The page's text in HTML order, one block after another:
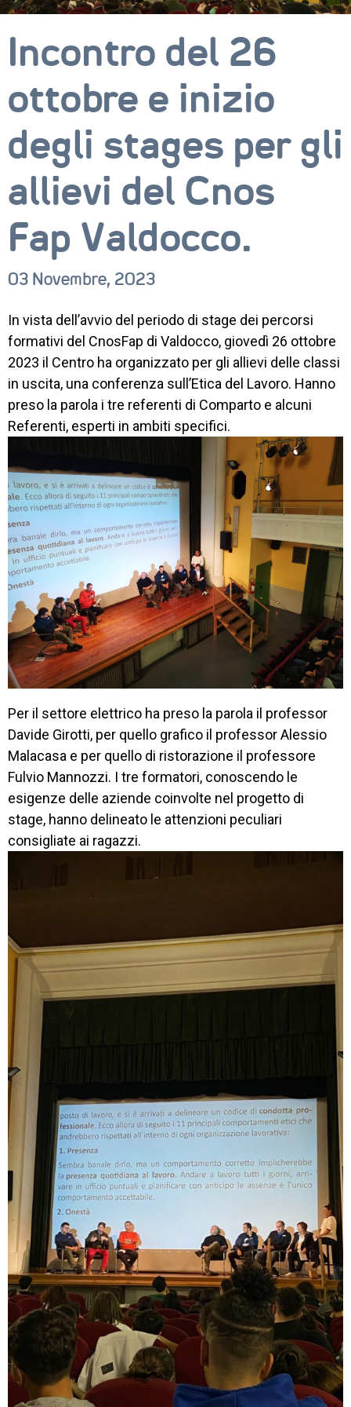
CORSI
NEWS
SETTORI
PROFESSIONALI
SERVIZI
AL
LAVORO
IL
CENTRO
PROGETTO
FORMATIVO
ORIENTAMENTO
QUALITÀ
ACCREDITAMENTO
CONTATTI
Incontro del 26
ottobre e inizio
degli stages per gli
allievi del Cnos
Fap Valdocco.
03 Novembre, 2023
In vista dell’avvio del periodo di stage dei percorsi
formativi del CnosFap di Valdocco, giovedì 26 ottobre
2023 il Centro ha organizzato per gli allievi delle classi
in uscita, una conferenza sull’Etica del Lavoro. Hanno
preso la parola i tre referenti di Comparto e alcuni
Referenti, esperti in ambiti specifici.
Per il settore elettrico ha preso la parola il professor
Davide Girotti, per quello grafico il professor Alessio
Malacasa e per quello di ristorazione il professore
Fulvio Mannozzi. I tre formatori, conoscendo le
esigenze delle aziende coinvolte nel progetto di
stage, hanno delineato le attenzioni peculiari
consigliate ai ragazzi.